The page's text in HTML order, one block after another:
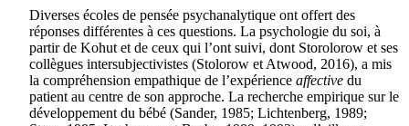
Diverses écoles de pensée psychanalytique ont offert des
réponses différentes à ces questions. La psychologie du soi, à
partir de Kohut et de ceux qui l’ont suivi, dont Storolorow et ses
collègues intersubjectivistes (Stolorow et Atwood, 2016), a mis
la compréhension empathique de l’expérience affective du
patient au centre de son approche. La recherche empirique sur le
développement du bébé (Sander, 1985; Lichtenberg, 1989;